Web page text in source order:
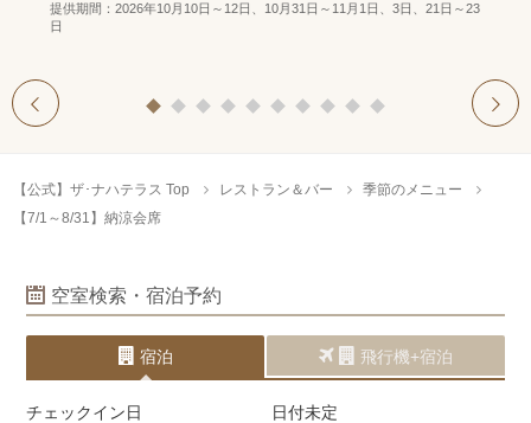
みください。
提供期間：2026年10月10日～12日、10月31日～11月1日、3日、21日～23
日
【公式】ザ･ナハテラス Top レストラン＆バー
季節のメニュー
【7/1～8/31】納涼会席
空室検索・宿泊予約
宿泊 飛行機+宿泊
チェックイン日 日付未定